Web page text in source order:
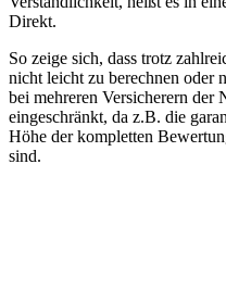
Direkt.
So zeige sich, dass trotz
nicht leicht zu berechnen oder
bei mehreren Versicherern der
eingeschränkt, da z.B. die
Höhe der kompletten
sind.